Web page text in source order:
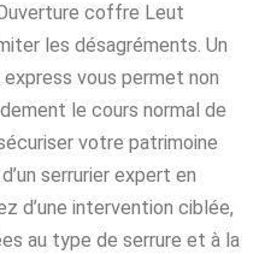
coffre Leut
les désagréments. Un
vous permet non
le cours normal de
votre patrimoine
serrurier expert en
d’une intervention ciblée,
au type de serrure et à la